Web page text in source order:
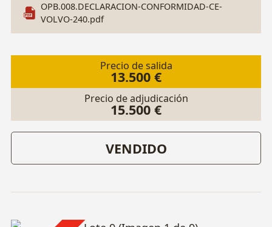
OPB.008.DECLARACION-CONFORMIDAD-CE-
VOLVO-240.pdf
Precio de salida
13.500 €
Precio de adjudicación
15.500 €
VENDIDO